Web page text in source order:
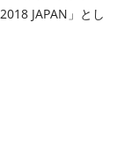
JAPAN」とし